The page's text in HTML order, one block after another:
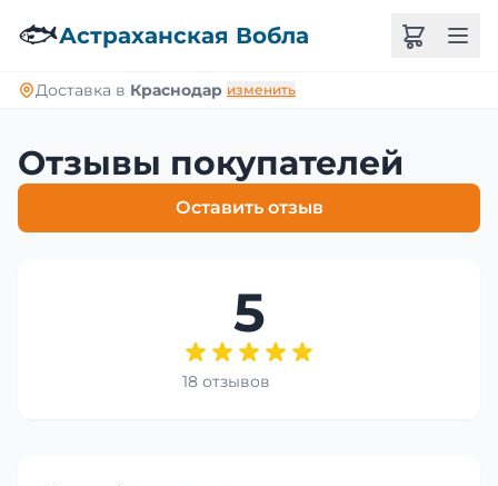
🐟Астраханская Вобла
Доставка в Краснодар изменить
Отзывы покупателей
Оставить отзыв
5
18 отзывов